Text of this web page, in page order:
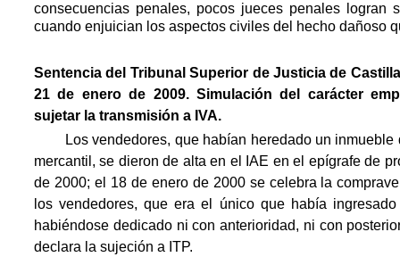
consecuencias penales, pocos jueces penales logran
cuando enjuician los aspectos civiles del hecho dañoso
Sentencia del Tribunal Superior de Justicia de
21 de enero de 2009. Simulación del carácter
sujetar la transmisión a IVA.
Los vendedores, que habían heredado un
mercantil, se dieron de alta en el IAE en el epígrafe de
de 2000; el 18 de enero de 2000 se celebra la
los vendedores, que era el único que había
habiéndose dedicado ni con anterioridad, ni con
declara la sujeción a ITP.